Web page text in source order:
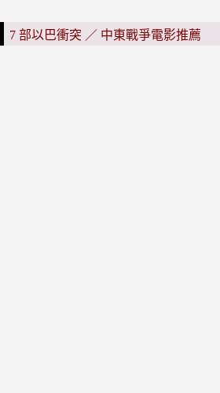
7 部以巴衝突 ／ 中東戰爭電影推薦